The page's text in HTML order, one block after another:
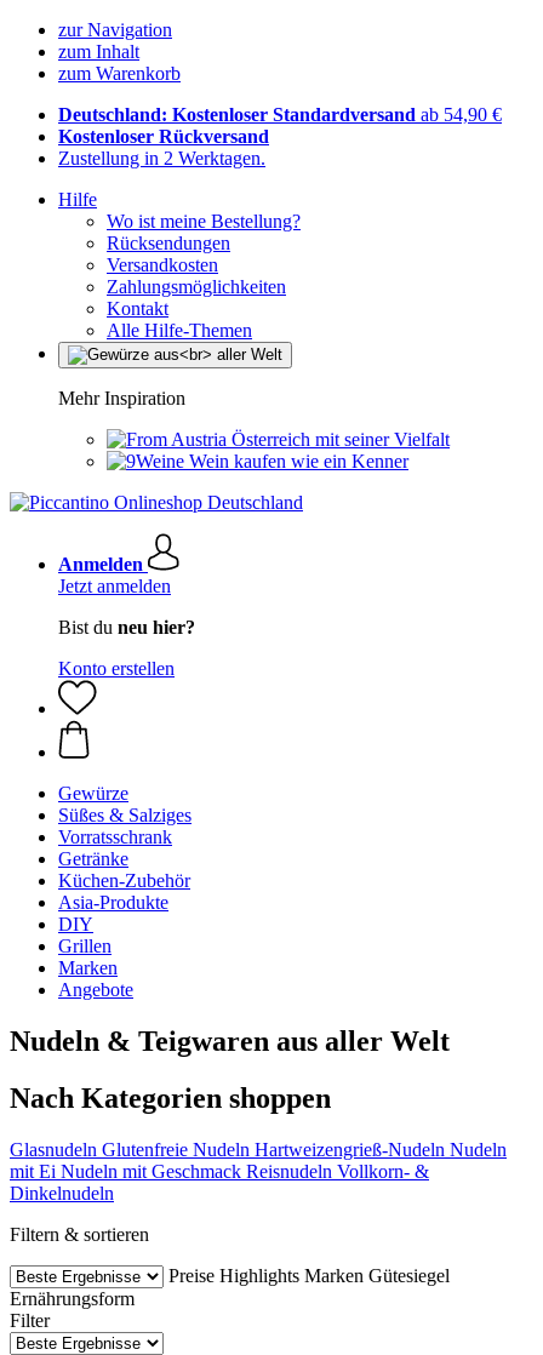
zur Navigation
zum Inhalt
zum Warenkorb
Deutschland: Kostenloser Standardversand ab 54,90 €
Kostenloser Rückversand
Zustellung in 2 Werktagen.
Hilfe
Wo ist meine Bestellung?
Rücksendungen
Versandkosten
Zahlungsmöglichkeiten
Kontakt
Alle Hilfe-Themen
Mehr Inspiration
Österreich mit seiner Vielfalt
Wein kaufen wie ein Kenner
Anmelden
Jetzt anmelden
Bist du neu hier?
Konto erstellen
Gewürze
Süßes & Salziges
Vorratsschrank
Getränke
Küchen-Zubehör
Asia-Produkte
DIY
Grillen
Marken
Angebote
Nudeln & Teigwaren aus aller Welt
Nach Kategorien shoppen
Glasnudeln Glutenfreie Nudeln Hartweizengrieß-Nudeln Nudeln
mit Ei Nudeln mit Geschmack Reisnudeln Vollkorn- &
Dinkelnudeln
Filtern & sortieren
Preise Highlights Marken Gütesiegel
Ernährungsform
Filter